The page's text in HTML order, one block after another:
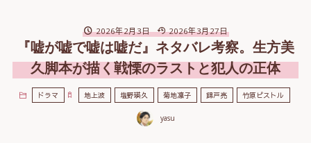
2026年2月3日 2026年3月27日
『嘘が嘘で嘘は嘘だ』ネタバレ考察。生方美
久脚本が描く戦慄のラストと犯人の正体
ドラマ 地上波 塩野瑛久 菊地凛子 錦戸亮 竹原ピストル
yasu